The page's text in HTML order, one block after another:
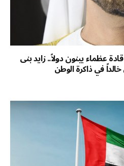
عظماء يبنون دولاً.. زايد بنى
في ذاكرة الوطن